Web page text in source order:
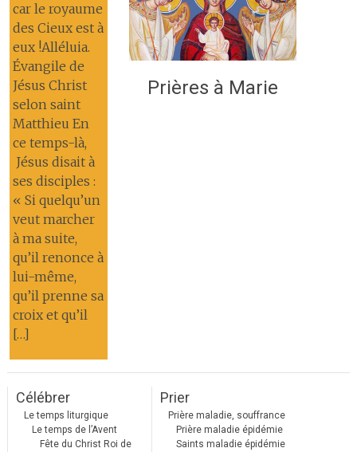
car le royaume
des Cieux est à
eux !Alléluia.
Évangile de
Jésus Christ
selon saint
Matthieu En
ce temps-là,
Jésus disait à
ses disciples :
« Si quelqu’un
veut marcher
à ma suite,
qu’il renonce à
lui-même,
qu’il prenne sa
croix et qu’il
[…]
Prières à Marie
Célébrer
Le temps liturgique
Le temps de l’Avent
Fête du Christ Roi de
Prier
Prière maladie, souffrance
Prière maladie épidémie
Saints maladie épidémie